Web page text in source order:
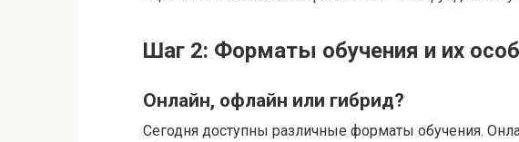
Шаг 2: Форматы обучения и их
Онлайн, офлайн или гибрид?
Сегодня доступны различные форматы обучения.